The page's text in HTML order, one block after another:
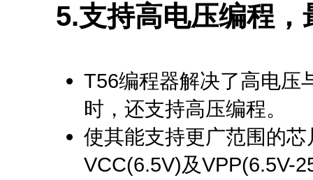
5.支持高电压编程，
T56编程器解决了高电压
时，还支持高压编程。
使其能支持更广范围的
VCC(6.5V)及VPP(6.5V-